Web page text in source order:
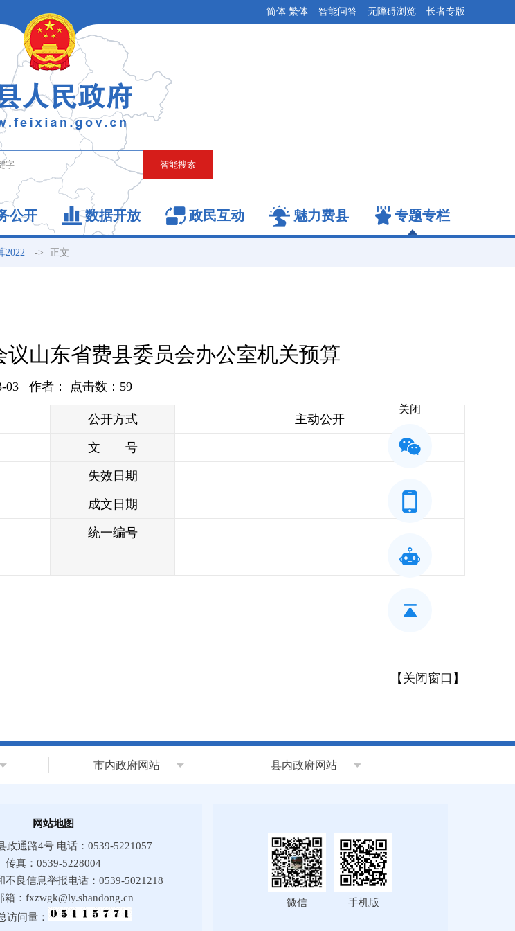
智能问答 无障碍浏览 长者专版
简体 繁体
公开 数据开放 政民互动 魅力费县 专题专栏
2022 -> 正文
议山东省费县委员会办公室机关预算
03 作者： 点击数： 59
公开方式 主动公开
文 号
失效日期
成文日期
统一编号
【 关闭窗口 】
市内政府网站 县内政府网站
网站地图
政通路4号 电话：0539-5221057
传真：0539-5228004
不良信息举报电话：0539-5021218
箱：fxzwgk@ly.shandong.cn
访问量：
微信 手机版
关闭